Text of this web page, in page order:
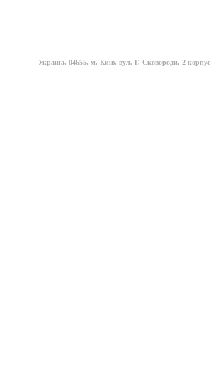
Україна, 04655, м. Київ, вул. Г. Сковороди, 2